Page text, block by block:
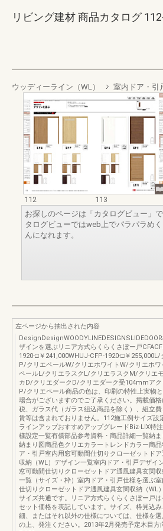
リビング建材 商品カタログ
ウッディーライン（WL） 室内ドア・引
112
113
お探しのページは「カタログビュー」
タログビューではweb上でパラパラめ
んになれます。
左ページから抽出された内容
ザインを選ぶリニア方式らくらくさぽー戸
1920-□￥241,000WHUJ-CFP-1920-□￥255,000L/
P/クリエペールW/クリエホワイトW/クリエホ
ペールL/クリエラスクL/クリエラスクM/クリエ
カD/クリエダークD/クリエダーク受104mmアク
P/クリエペール商品の色は、印刷の特性上実物
場合がございますのでご了承ください。掲載価
税、ガラス代（ガラス組込商品を除く）、組立
賃等は含まれておりません。112施工例サイズ設
ラインアップおすすめアップグレードBiz-LIX特
様設定一覧有償部品参考資料・商品詳細一覧納ま
納まり図商品色クリエカラートレンドカラー商
ア・引戸室内用窓可動間仕切りクローゼットド
収納（WL）デザイン一覧室内ドア・引戸デザイ
窓可動間仕切りクローゼットドア通風建具玄関
一覧（サイズ・枠）室内ドア・引戸仕様を選ぶ
仕切りクローゼットドア通風建具玄関収納（WL
サイズ共通です。リニア方式らくらくさぽー戸
セット価格を表記しています。サイズ、枠見込
細、またはそれ以外の仕様については、仕様を
の上、発注ください。2013年2月発売予定木目方